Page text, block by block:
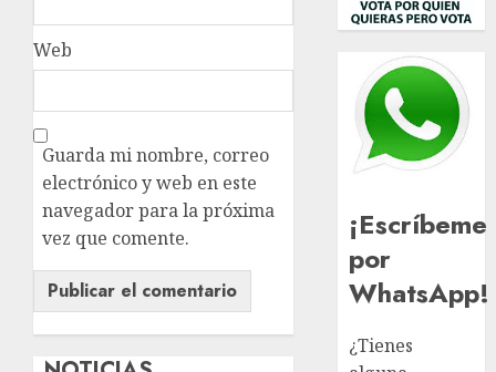
Web
Guarda mi nombre, correo
electrónico y web en este
navegador para la próxima
vez que comente.
¡Escríbeme
por
WhatsApp!
¿Tienes